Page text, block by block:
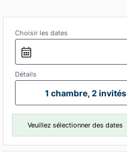
Choisir les dates
Détails
1 chambre, 2 invités
Veuillez sélectionner des dates